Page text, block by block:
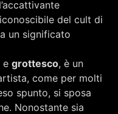
del cult di
un significato
egrottesco, è un
come per molti
spunto, si sposa
Nonostante sia